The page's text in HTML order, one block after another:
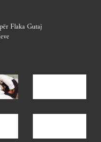
Flaka Gutaj